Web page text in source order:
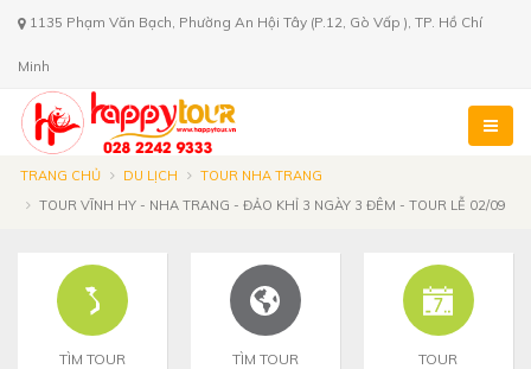
1135 Phạm Văn Bạch, Phường An Hội Tây (P.12, Gò Vấp ), TP. Hồ Chí
Minh
TRANG CHỦ DU LỊCH
TOUR NHA TRANG
TOUR VĨNH HY - NHA TRANG - ĐẢO KHỈ 3 NGÀY 3 ĐÊM - TOUR LỄ 02/09
TÌM TOUR TÌM TOUR TOUR